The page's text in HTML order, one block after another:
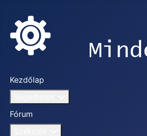
Kezdőlap
Fórum